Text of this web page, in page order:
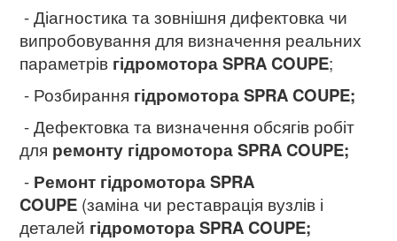
- Діагностика та зовнішня дифектовка чи
випробовування для визначення реальних
параметрів гідромотора SPRA COUPE;
- Розбирання гідромотора SPRA COUPE;
- Дефектовка та визначення обсягів робіт
для ремонту гідромотора SPRA COUPE;
- Ремонт гідромотора SPRA
COUPE (заміна чи реставрація вузлів і
деталей гідромотора SPRA COUPE;